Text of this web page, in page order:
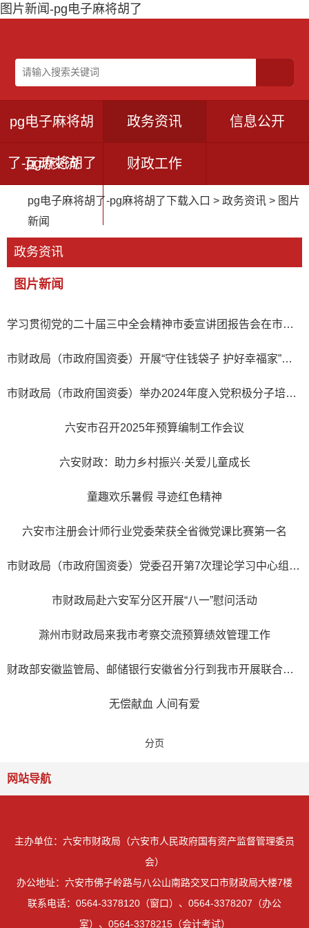
图片新闻-pg电子麻将胡了
pg电子麻将胡
了-pg麻将胡了
下载入口
政务资讯 信息公开
互动交流 财政工作
pg电子麻将胡了-pg麻将胡了下载入口 > 政务资讯 > 图片
新闻
政务资讯
图片新闻
学习贯彻党的二十届三中全会精神市委宣讲团报告会在市财政局举行
市财政局（市政府国资委）开展“守住钱袋子 护好幸福家”防范非法集资集中宣传日活动
市财政局（市政府国资委）举办2024年度入党积极分子培训班
六安市召开2025年预算编制工作会议
六安财政：助力乡村振兴·关爱儿童成长
童趣欢乐暑假 寻迹红色精神
六安市注册会计师行业党委荣获全省微党课比赛第一名
市财政局（市政府国资委）党委召开第7次理论学习中心组（扩大）学习会议
市财政局赴六安军分区开展“八一”慰问活动
滁州市财政局来我市考察交流预算绩效管理工作
财政部安徽监管局、邮储银行安徽省分行到我市开展联合帮扶活动
无偿献血 人间有爱
分页
网站导航
主办单位：六安市财政局（六安市人民政府国有资产监督管理委员
会）
办公地址：六安市佛子岭路与八公山南路交叉口市财政局大楼7楼
联系电话：0564-3378120（窗口）、0564-3378207（办公
室）、0564-3378215（会计考试）